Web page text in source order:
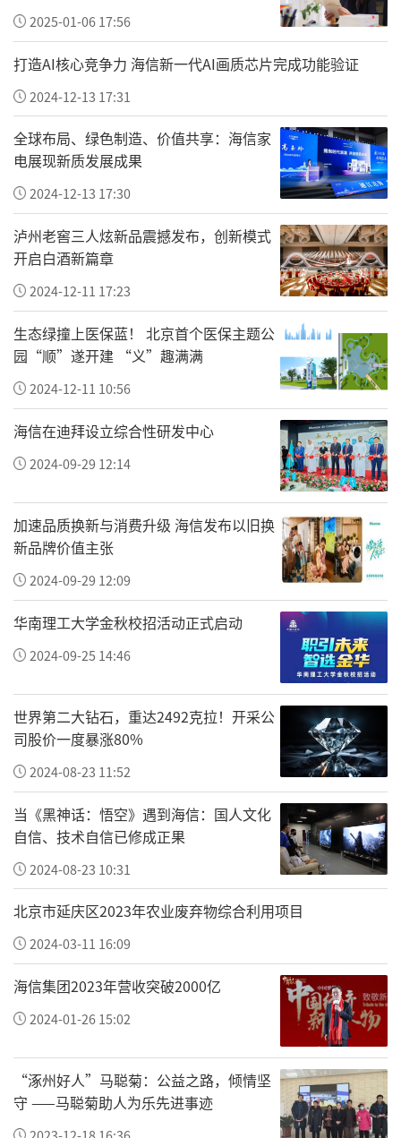
2025-01-06 17:56
打造AI核心竞争力 海信新一代AI画质芯片完成功能验证
2024-12-13 17:31
全球布局、绿色制造、价值共享：海信家
电展现新质发展成果
2024-12-13 17:30
泸州老窖三人炫新品震撼发布，创新模式
开启白酒新篇章
2024-12-11 17:23
生态绿撞上医保蓝！ 北京首个医保主题公
园“顺”遂开建 “义”趣满满
2024-12-11 10:56
海信在迪拜设立综合性研发中心
2024-09-29 12:14
加速品质换新与消费升级 海信发布以旧换
新品牌价值主张
2024-09-29 12:09
华南理工大学金秋校招活动正式启动
2024-09-25 14:46
世界第二大钻石，重达2492克拉！开采公
司股价一度暴涨80%
2024-08-23 11:52
当《黑神话：悟空》遇到海信：国人文化
自信、技术自信已修成正果
2024-08-23 10:31
北京市延庆区2023年农业废弃物综合利用项目
2024-03-11 16:09
海信集团2023年营收突破2000亿
2024-01-26 15:02
“涿州好人”马聪菊：公益之路，倾情坚
守 ——马聪菊助人为乐先进事迹